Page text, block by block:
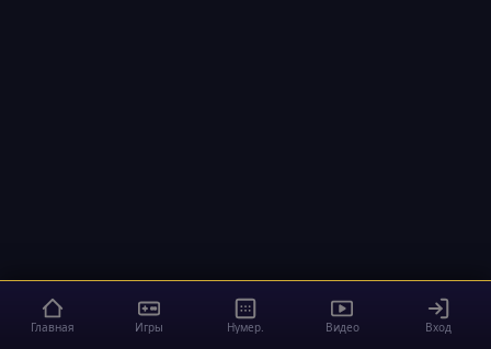
Главная Игры Нумер. Видео Вход